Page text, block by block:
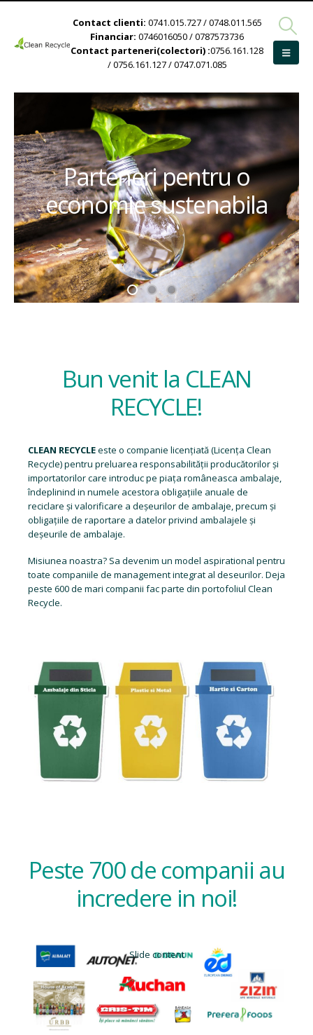
Contact clienti: 0741.015.727 / 0748.011.565
Financiar: 0746016050 / 0787573736
Contact parteneri(colectori) :0756.161.128
/ 0756.161.127 / 0747.071.085
Parteneri pentru o
economie sustenabila
Bun venit la CLEAN
RECYCLE!
CLEAN RECYCLEeste o companie licențiată (Licența Clean
Recycle) pentru preluarea responsabilității producătorilor și
importatorilor care introduc pe piața româneasca ambalaje,
îndeplinind in numele acestora obligațiile anuale de
reciclare și valorificare a deșeurilor de ambalaje, precum și
obligațiile de raportare a datelor privind ambalajele și
deșeurile de ambalaje.
Misiunea noastra? Sa devenim un model aspirational pentru
toate companiile de management integrat al deseurilor. Deja
peste 600 de mari companii fac parte din portofoliul Clean
Recycle.
Peste 700 de companii au
incredere in noi!
Slide content